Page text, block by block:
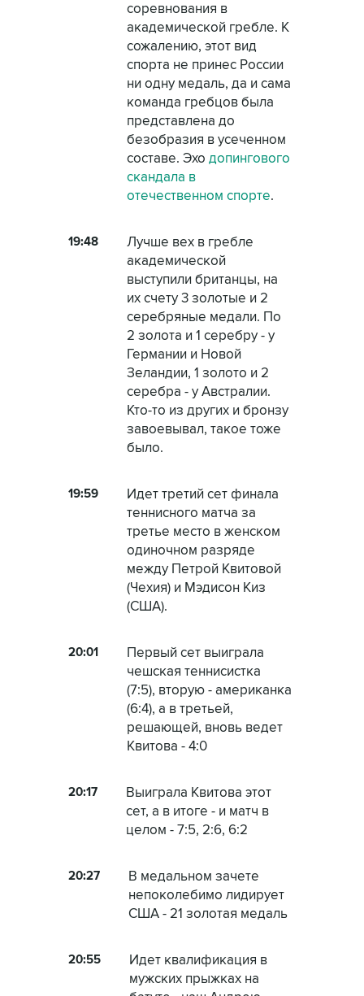
соревнования в
академической гребле. К
сожалению, этот вид
спорта не принес России
ни одну медаль, да и сама
команда гребцов была
представлена до
безобразия в усеченном
составе. Эхо допингового
скандала в
отечественном спорте.
19:48
Лучше вех в гребле
академической
выступили британцы, на
их счету 3 золотые и 2
серебряные медали. По
2 золота и 1 серебру - у
Германии и Новой
Зеландии, 1 золото и 2
серебра - у Австралии.
Кто-то из других и бронзу
завоевывал, такое тоже
было.
19:59
Идет третий сет финала
теннисного матча за
третье место в женском
одиночном разряде
между Петрой Квитовой
(Чехия) и Мэдисон Киз
(США).
20:01
Первый сет выиграла
чешская теннисистка
(7:5), вторую - американка
(6:4), а в третьей,
решающей, вновь ведет
Квитова - 4:0
20:17
Выиграла Квитова этот
сет, а в итоге - и матч в
целом - 7:5, 2:6, 6:2
20:27
В медальном зачете
непоколебимо лидирует
США - 21 золотая медаль
20:55
Идет квалификация в
мужских прыжках на